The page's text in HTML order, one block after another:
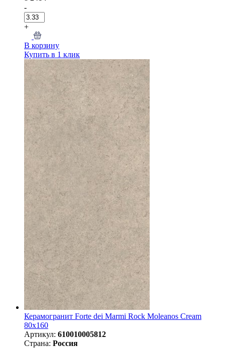
-
+
В корзину
Купить в 1 клик
Керамогранит Forte dei Marmi Rock Moleanos Cream
80x160
Артикул: 610010005812
Страна: Россия